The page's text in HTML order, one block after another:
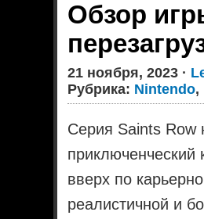
Обзор
21 ноября, 2023 ·
Рубрика: Nintendo,
Серия Saints Row
вверх по
реалистичной и